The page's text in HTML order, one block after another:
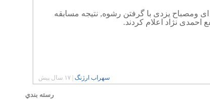
ومصباح یزدی با گرفتن رشوه, نتیجه مسابقه
احمدی نژاد اعلام کردند.
سهراب ارژنگ ۱۷ سال پیش
رسته بندي